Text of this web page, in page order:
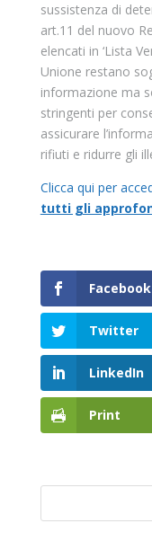
sussistenza di
art.11 del nuovo
elencati in ‘Lista
Unione restano
informazione ma
stringenti per
assicurare
rifiuti e ridurre gli
Clicca qui per
tutti gli
Facebook
Twitter
LinkedIn
Print